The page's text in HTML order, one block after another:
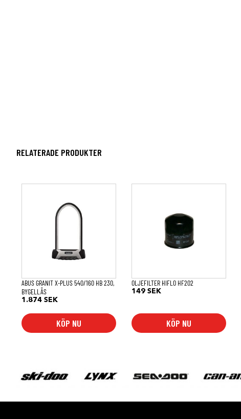
RELATERADE PRODUKTER
ABUS GRANIT X-PLUS 540/160 HB 230,
BYGELLÅS
1.874 SEK
KÖP NU
OLJEFILTER HIFLO HF202
149SEK
KÖP NU